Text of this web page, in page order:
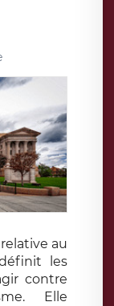
au
les
contre
Elle